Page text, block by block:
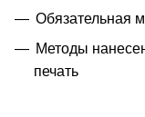
Обязательная
Методы
печать